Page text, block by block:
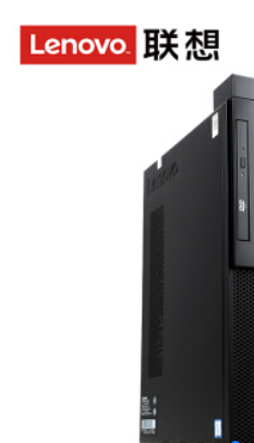
7400 G 1 Tマシーン
です。
台+23イン